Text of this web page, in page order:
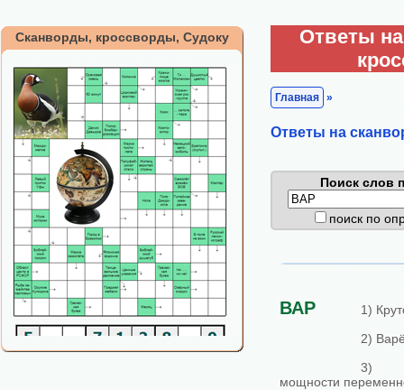
Сканворды, кроссворды, Судоку
Ответы
Главная »
Ответы на
Поиск слов
поиск по
ВАР
1)
2)
3)
мощности